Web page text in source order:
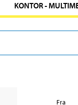
KONTOR -
Fra